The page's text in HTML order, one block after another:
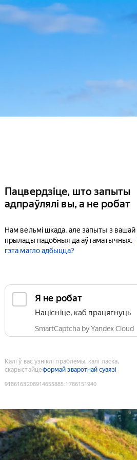
Пацвердзіце, што запыты
адпраўлялі вы, а не робат
Нам вельмі шкада, але запыты з вашай
прылады падобныя да аўтаматычных.
гэта магло адбыцца?
Я не робат
Націсніце, каб працягнуць
SmartCaptcha by Yandex Cloud
Калі ў вас узніклі праблемы, калі ласка,
скарыстайцеформай зваротнай сувязі
9186163208914655885:1786151940